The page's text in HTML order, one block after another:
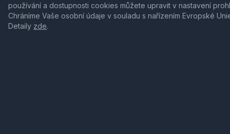
používání a dostupnosti cookies můžete upravit v nastavení
Chráníme Vaše osobní údaje v souladu s nařízením Evropské
Detaily zde.